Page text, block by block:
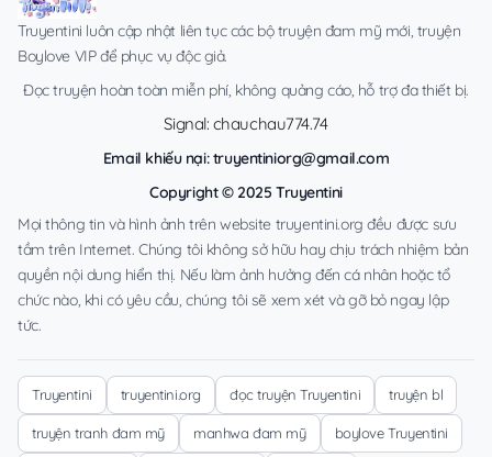
Truyentini luôn cập nhật liên tục các bộ truyện đam mỹ mới, truyện
Boylove VIP để phục vụ độc giả.
Đọc truyện hoàn toàn miễn phí, không quảng cáo, hỗ trợ đa thiết bị.
Signal: chauchau774.74
Email khiếu nại:truyentiniorg@gmail.com
Copyright © 2025 Truyentini
Mọi thông tin và hình ảnh trên website truyentini.org đều được sưu
tầm trên Internet. Chúng tôi không sở hữu hay chịu trách nhiệm bản
quyền nội dung hiển thị. Nếu làm ảnh hưởng đến cá nhân hoặc tổ
chức nào, khi có yêu cầu, chúng tôi sẽ xem xét và gỡ bỏ ngay lập
tức.
Truyentini truyentini.org đọc truyện Truyentini truyện bl
truyện tranh đam mỹ manhwa đam mỹ boylove Truyentini